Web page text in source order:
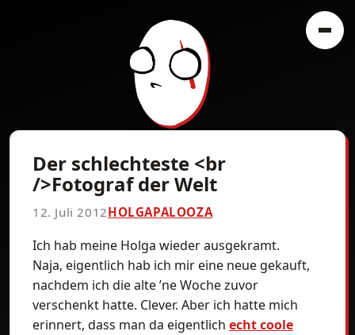
Der schlechteste <br
/>Fotograf der Welt
12. Juli 2012HOLGAPALOOZA
Ich hab meine Holga wieder ausgekramt.
Naja, eigentlich hab ich mir eine neue gekauft,
nachdem ich die alte ’ne Woche zuvor
verschenkt hatte. Clever. Aber ich hatte mich
erinnert, dass man da eigentlich echt coole